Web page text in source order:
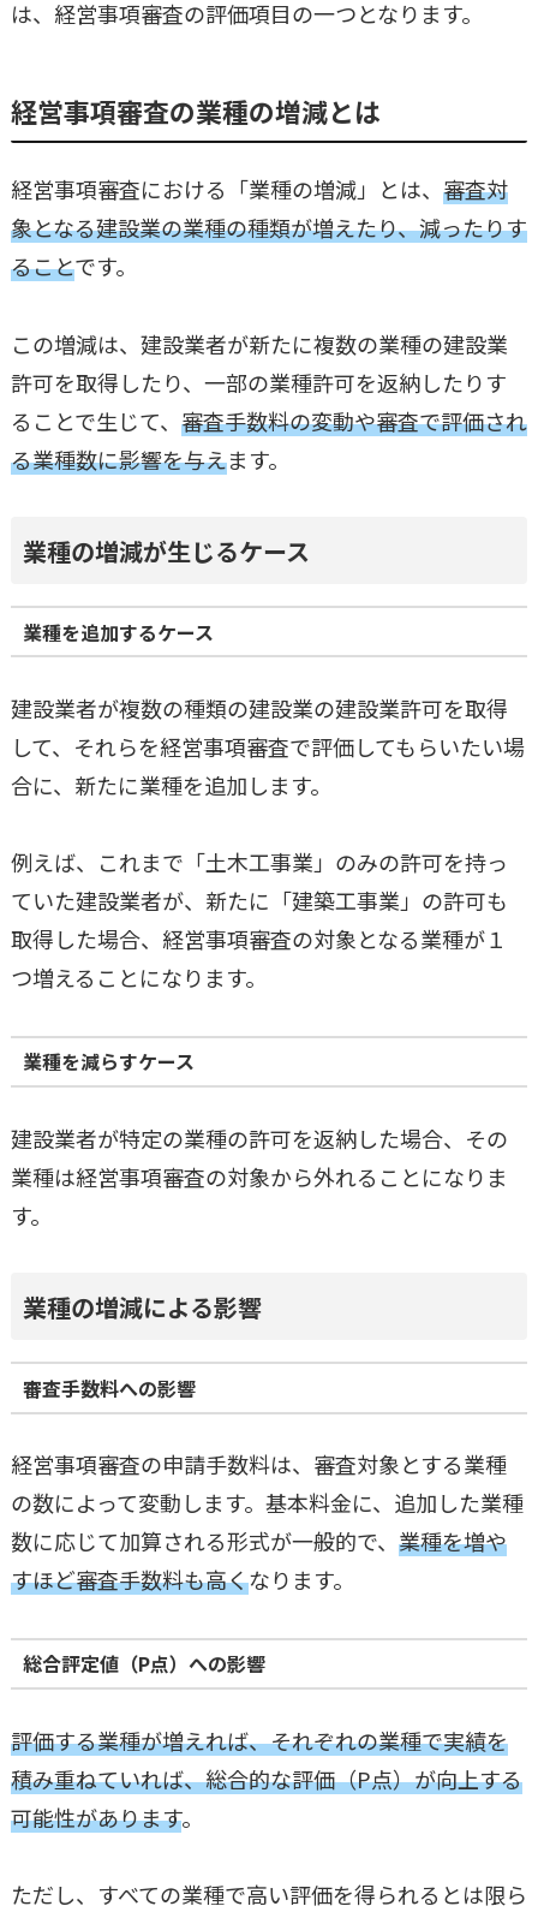
は、経営事項審査の評価項目の一つとなります。
経営事項審査の業種の増減とは
経営事項審査における「業種の増減」とは、 審査対
象となる建設業の業種の種類が増えたり、減ったりす
ることです。
この増減は、建設業者が新たに複数の業種の建設業
許可を取得したり、一部の業種許可を返納したりす
ることで生じて、 審査手数料の変動や審査で評価され
る業種数に影響を与えます。
業種の増減が生じるケース
業種を追加するケース
建設業者が複数の種類の建設業の建設業許可を取得
して、それらを経営事項審査で評価してもらいたい場
合に、新たに業種を追加します。
例えば、これまで「土木工事業」のみの許可を持っ
ていた建設業者が、新たに「建築工事業」の許可も
取得した場合、経営事項審査の対象となる業種が１
つ増えることになります。
業種を減らすケース
建設業者が特定の業種の許可を返納した場合、その
業種は経営事項審査の対象から外れることになりま
す。
業種の増減による影響
審査手数料への影響
経営事項審査の申請手数料は、審査対象とする業種
の数によって変動します。基本料金に、追加した業種
数に応じて加算される形式が一般的で、 業種を増や
すほど審査手数料も高くなります。
総合評定値（P点）への影響
評価する業種が増えれば、それぞれの業種で実績を
積み重ねていれば、総合的な評価（P点）が向上する
可能性があります。
ただし、すべての業種で高い評価を得られるとは限ら